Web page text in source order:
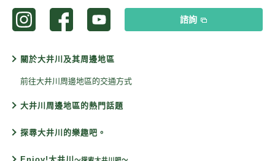
諮詢
關於大井川及其周邊地區
前往大井川周邊地區的交通方式
大井川周邊地區的熱門話題
探尋大井川的樂趣吧。